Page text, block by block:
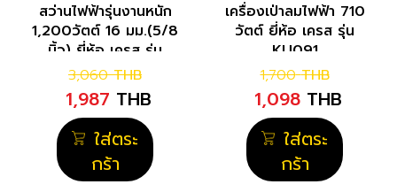
สว่านไฟฟ้ารุ่นงานหนัก
1,200วัตต์ 16 มม.(5/8
นิ้ว) ยี่ห้อ เครส รุ่น
KU146
3,060 THB
1,987 THB
ใส่ตระ
กร้า
เครื่องเป่าลมไฟฟ้า 710
วัตต์ ยี่ห้อ เครส รุ่น
KU091
1,700 THB
1,098 THB
ใส่ตระ
กร้า